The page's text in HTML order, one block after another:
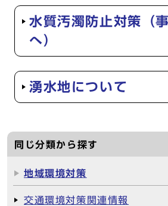
水質汚濁防止対策（
へ）
湧水地について
同じ分類から探す
地域環境対策
交通環境対策関連情報